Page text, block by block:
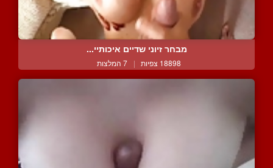
מבחר זיוני שדיים איכותיי...
18898 צפיות | 7 המלצות